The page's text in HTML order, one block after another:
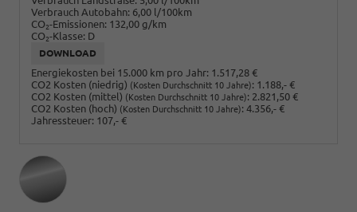
Verbrauch Autobahn: 6,00 l/100km
CO2-Emissionen: 132,00 g/km
CO2-Klasse: D
DOWNLOAD
Energiekosten bei 15.000 km pro Jahr: 1.517,28 €
CO2 Kosten (niedrig) (Kosten Durchschnitt 10 Jahre): 1.188,- €
CO2 Kosten (mittel) (Kosten Durchschnitt 10 Jahre): 2.821,50 €
CO2 Kosten (hoch) (Kosten Durchschnitt 10 Jahre): 4.356,- €
Jahressteuer: 107,- €